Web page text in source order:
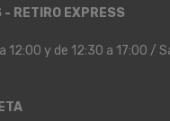
RETIRO EXPRESS
12:00 y de 12:30 a 17:00 /